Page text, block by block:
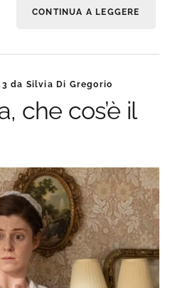
CONTINUA A LEGGERE
da Silvia Di Gregorio
che cos’è il